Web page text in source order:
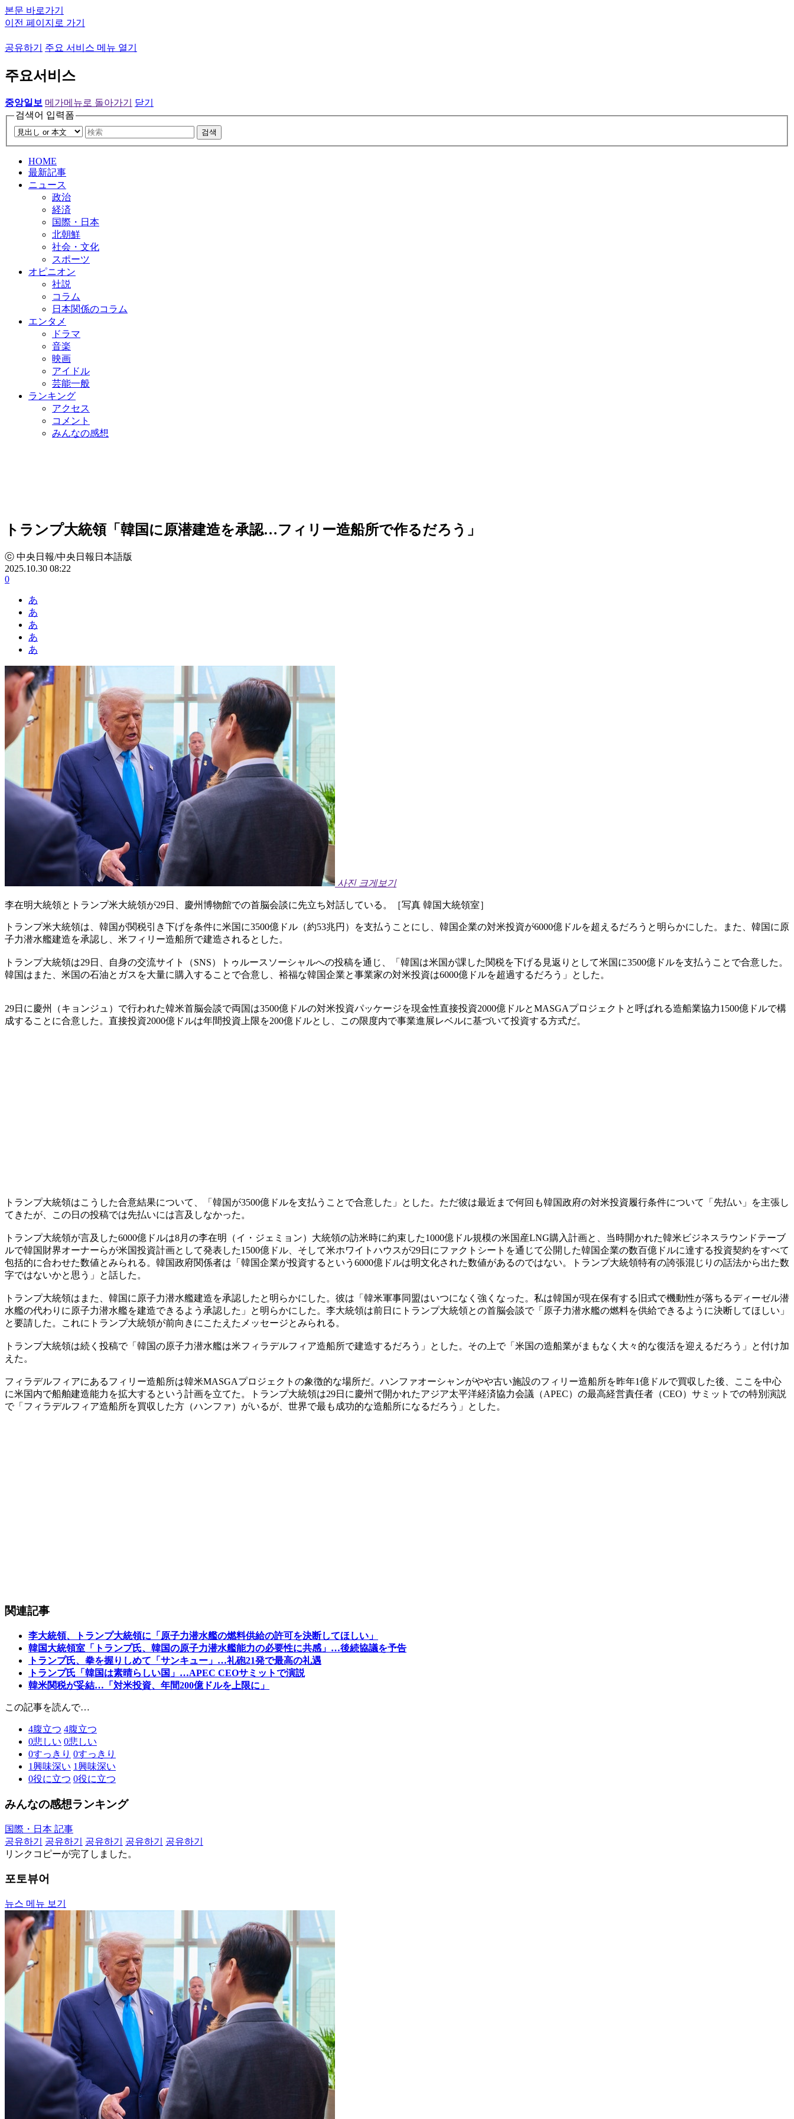
본문 바로가기
이전 페이지로 가기
공유하기 주요 서비스 메뉴 열기
주요서비스
중앙일보 메가메뉴로 돌아가기
닫기
검색어 입력폼
검색
HOME
最新記事
ニュース
政治
経済
国際・日本
北朝鮮
社会・文化
スポーツ
オピニオン
社説
コラム
日本関係のコラム
エンタメ
ドラマ
音楽
映画
アイドル
芸能一般
ランキング
アクセス
コメント
みんなの感想
トランプ大統領「韓国に原潜建造を承認…フィリー造船所で作るだろう」
ⓒ 中央日報/中央日報日本語版
2025.10.30 08:22
0
あ
あ
あ
あ
あ
사진 크게보기
李在明大統領とトランプ米大統領が29日、慶州博物館での首脳会談に先立ち対話している。［写真 韓国大統領室］
トランプ米大統領は、韓国が関税引き下げを条件に米国に3500億ドル（約53兆円）を支払うことにし、韓国企業の対米投資が6000億ドルを超えるだろうと明らかにした。また、韓国に原
子力潜水艦建造を承認し、米フィリー造船所で建造されるとした。
トランプ大統領は29日、自身の交流サイト（SNS）トゥルースソーシャルへの投稿を通じ、「韓国は米国が課した関税を下げる見返りとして米国に3500億ドルを支払うことで合意した。
韓国はまた、米国の石油とガスを大量に購入することで合意し、裕福な韓国企業と事業家の対米投資は6000億ドルを超過するだろう」とした。
29日に慶州（キョンジュ）で行われた韓米首脳会談で両国は3500億ドルの対米投資パッケージを現金性直接投資2000億ドルとMASGAプロジェクトと呼ばれる造船業協力1500億ドルで構
成することに合意した。直接投資2000億ドルは年間投資上限を200億ドルとし、この限度内で事業進展レベルに基づいて投資する方式だ。
トランプ大統領はこうした合意結果について、「韓国が3500億ドルを支払うことで合意した」とした。ただ彼は最近まで何回も韓国政府の対米投資履行条件について「先払い」を主張し
てきたが、この日の投稿では先払いには言及しなかった。
トランプ大統領が言及した6000億ドルは8月の李在明（イ・ジェミョン）大統領の訪米時に約束した1000億ドル規模の米国産LNG購入計画と、当時開かれた韓米ビジネスラウンドテーブ
ルで韓国財界オーナーらが米国投資計画として発表した1500億ドル、そして米ホワイトハウスが29日にファクトシートを通じて公開した韓国企業の数百億ドルに達する投資契約をすべて
包括的に合わせた数値とみられる。韓国政府関係者は「韓国企業が投資するという6000億ドルは明文化された数値があるのではない。トランプ大統領特有の誇張混じりの話法から出た数
字ではないかと思う」と話した。
トランプ大統領はまた、韓国に原子力潜水艦建造を承認したと明らかにした。彼は「韓米軍事同盟はいつになく強くなった。私は韓国が現在保有する旧式で機動性が落ちるディーゼル潜
水艦の代わりに原子力潜水艦を建造できるよう承認した」と明らかにした。李大統領は前日にトランプ大統領との首脳会談で「原子力潜水艦の燃料を供給できるように決断してほしい」
と要請した。これにトランプ大統領が前向きにこたえたメッセージとみられる。
トランプ大統領は続く投稿で「韓国の原子力潜水艦は米フィラデルフィア造船所で建造するだろう」とした。その上で「米国の造船業がまもなく大々的な復活を迎えるだろう」と付け加
えた。
フィラデルフィアにあるフィリー造船所は韓米MASGAプロジェクトの象徴的な場所だ。ハンファオーシャンがやや古い施設のフィリー造船所を昨年1億ドルで買収した後、ここを中心
に米国内で船舶建造能力を拡大するという計画を立てた。トランプ大統領は29日に慶州で開かれたアジア太平洋経済協力会議（APEC）の最高経営責任者（CEO）サミットでの特別演説
で「フィラデルフィア造船所を買収した方（ハンファ）がいるが、世界で最も成功的な造船所になるだろう」とした。
関連記事
李大統領、トランプ大統領に「原子力潜水艦の燃料供給の許可を決断してほしい」
韓国大統領室「トランプ氏、韓国の原子力潜水艦能力の必要性に共感」…後続協議を予告
トランプ氏、拳を握りしめて「サンキュー」…礼砲21発で最高の礼遇
トランプ氏「韓国は素晴らしい国」…APEC CEOサミットで演説
韓米関税が妥結…「対米投資、年間200億ドルを上限に」
この記事を読んで…
4腹立つ 4腹立つ
0悲しい 0悲しい
0すっきり 0すっきり
1興味深い 1興味深い
0役に立つ 0役に立つ
みんなの感想ランキング
国際・日本 記事
공유하기
공유하기 공유하기 공유하기
공유하기
リンクコピーが完了しました。
포토뷰어
뉴스 메뉴 보기